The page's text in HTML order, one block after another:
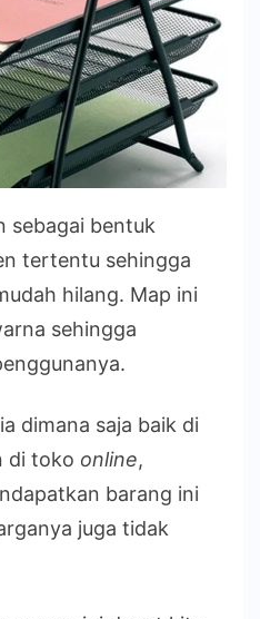
sebagai bentuk
tertentu sehingga
hilang. Map ini
sehingga
dimana saja baik di
di toko online,
barang ini
juga tidak